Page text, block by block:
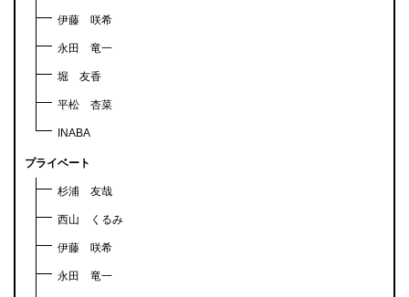
伊藤 咲希
永田 竜一
堀 友香
平松 杏菜
INABA
プライベート
杉浦 友哉
西山 くるみ
伊藤 咲希
永田 竜一